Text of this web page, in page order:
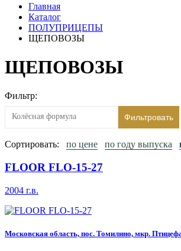
Главная
Каталог
ПОЛУПРИЦЕПЫ
ЩЕПОВОЗЫ
ЩЕПОВОЗЫ
Фильтр:
Фильтровать
Сортировать: по цене по году выпуска
FLOOR FLO-15-27
2004 г.в.
Московская область, пос. Томилино, мкр.